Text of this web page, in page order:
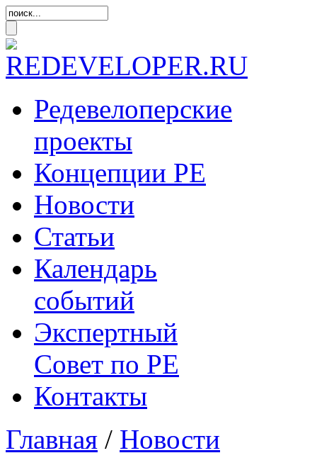
Редевелоперские
проекты
Концепции РЕ
Новости
Статьи
Календарь
событий
Экспертный
Совет по РЕ
Контакты
Главная / Новости